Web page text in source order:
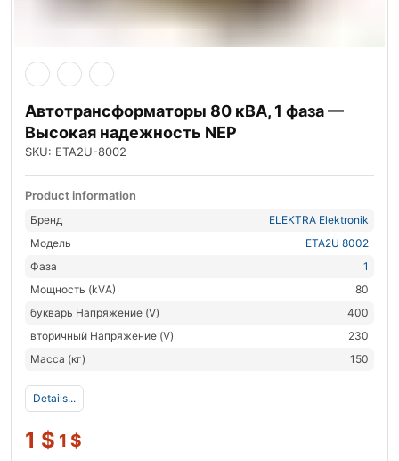
Автотрансформаторы 80 кВА, 1 фаза —
Высокая надежность NEP
SKU: ETA2U-8002
Product information
Бренд
ELEKTRA Elektronik
Модель
ETA2U 8002
Фаза
1
Мощность (kVА)
80
букварь Напряжение (V)
400
вторичный Напряжение (V)
230
Масса (кг)
150
Details...
1 $ 1 $